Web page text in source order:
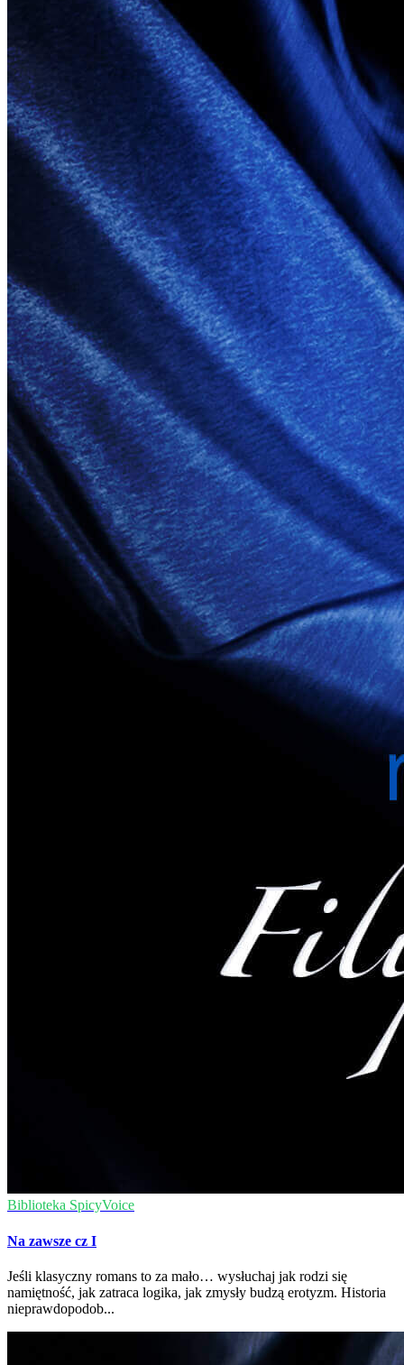
Biblioteka SpicyVoice
Na zawsze cz I
Jeśli klasyczny romans to za mało… wysłuchaj jak rodzi się
namiętność, jak zatraca logika, jak zmysły budzą erotyzm. Historia
nieprawdopodob...